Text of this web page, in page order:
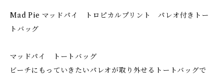
Mad Pie マッドパイ トロピカルプリント パレオ付きトー
トバッグ
マッドパイ トートバッグ
ビーチにもっていきたいパレオが取り外せるトートバッグで